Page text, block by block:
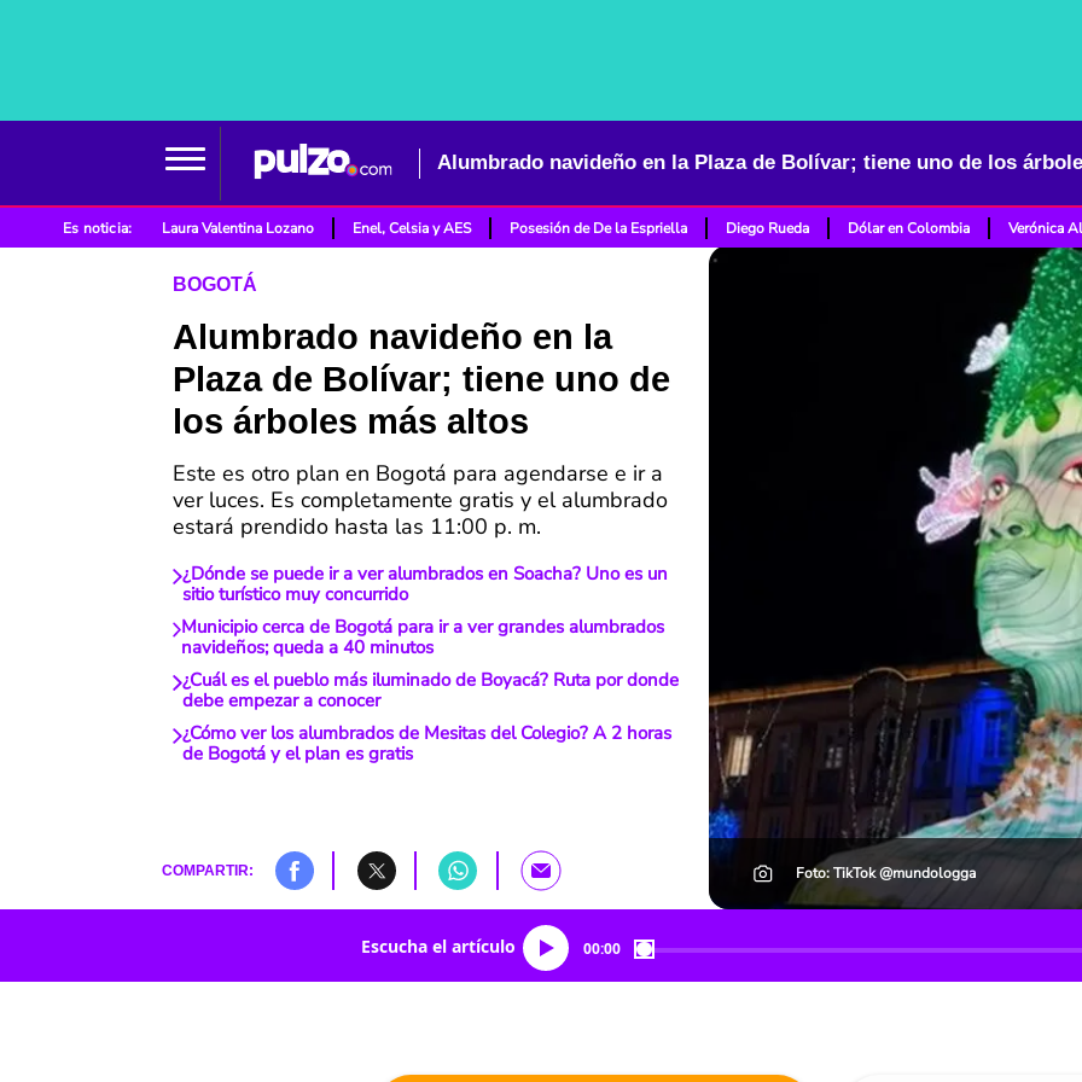
Alumbrado navideño en la Plaza de Bolívar; tiene uno de los
Es noticia: Laura Valentina Lozano Enel, Celsia y AES Posesión de De la Espriella Diego Rueda Dólar en Colombia Verónica
BOGOTÁ
Alumbrado navideño en la
Plaza de Bolívar; tiene uno de
los árboles más altos
Este es otro plan en Bogotá para agendarse e ir a
ver luces. Es completamente gratis y el alumbrado
estará prendido hasta las 11:00 p. m.
¿Dónde se puede ir a ver alumbrados en Soacha? Uno es un
sitio turístico muy concurrido
Municipio cerca de Bogotá para ir a ver grandes alumbrados
navideños; queda a 40 minutos
¿Cuál es el pueblo más iluminado de Boyacá? Ruta por donde
debe empezar a conocer
¿Cómo ver los alumbrados de Mesitas del Colegio? A 2 horas
de Bogotá y el plan es gratis
COMPARTIR: Foto: TikTok @mundologga
Escucha el artículo 00:00